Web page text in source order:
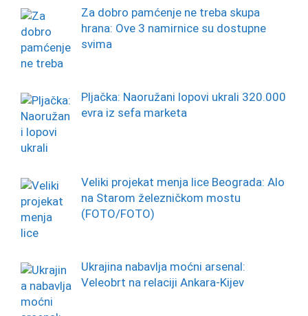
Za dobro pamćenje ne treba skupa
hrana: Ove 3 namirnice su dostupne
svima
Pljačka: Naoružani lopovi ukrali 320.000
evra iz sefa marketa
Veliki projekat menja lice Beograda: Alo
na Starom železničkom mostu
(FOTO/FOTO)
Ukrajina nabavlja moćni arsenal:
Veleobrt na relaciji Ankara-Kijev